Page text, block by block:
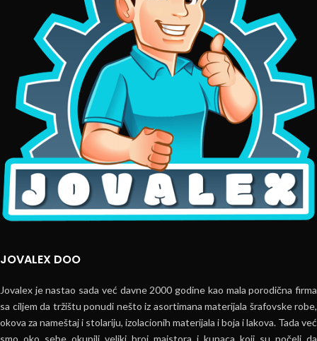
JOVALEX DOO
Jovalex je nastao sada već davne 2000 godine kao mala porodična firma
sa ciljem da tržištu ponudi nešto iz asortimana materijala šrafovske robe,
okova za nameštaj i stolariju, izolacionih materijala i boja i lakova. Tada već
smo oko sebe okupili veliki broj majstora i kupaca koji su počeli da